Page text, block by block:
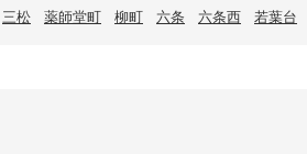
三松 薬師堂町 柳町 六条 六条西 若葉台